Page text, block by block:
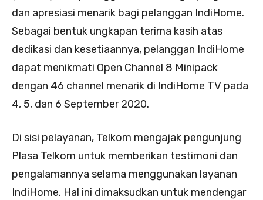
dan apresiasi menarik bagi pelanggan IndiHome.
Sebagai bentuk ungkapan terima kasih atas
dedikasi dan kesetiaannya, pelanggan IndiHome
dapat menikmati Open Channel 8 Minipack
dengan 46 channel menarik di IndiHome TV pada
4, 5, dan 6 September 2020.
Di sisi pelayanan, Telkom mengajak pengunjung
Plasa Telkom untuk memberikan testimoni dan
pengalamannya selama menggunakan layanan
IndiHome. Hal ini dimaksudkan untuk mendengar